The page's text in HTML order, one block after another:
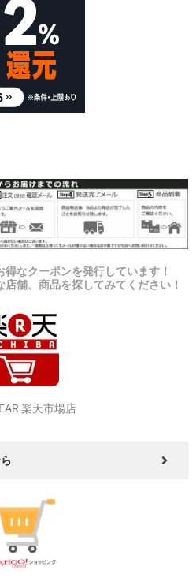
なクーポンを発行しています！
舗、商品を探してみてください！
楽天市場店